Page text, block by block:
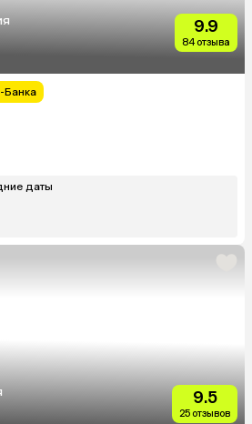
9.9
84 отзыва
Банка
даты
9.5
25 отзывов